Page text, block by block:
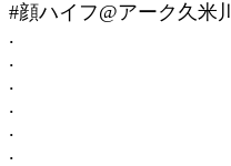
#顔ハイフ@アーク久米川
.
.
.
.
.
.